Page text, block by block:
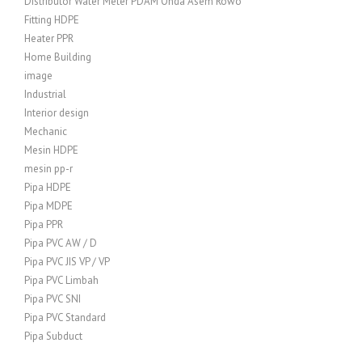
Fitting HDPE
Heater PPR
Home Building
image
Industrial
Interior design
Mechanic
Mesin HDPE
mesin pp-r
Pipa HDPE
Pipa MDPE
Pipa PPR
Pipa PVC AW / D
Pipa PVC JIS VP / VP
Pipa PVC Limbah
Pipa PVC SNI
Pipa PVC Standard
Pipa Subduct